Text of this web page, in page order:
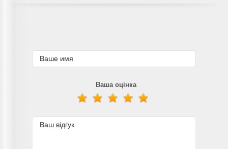
Ваша оцінка